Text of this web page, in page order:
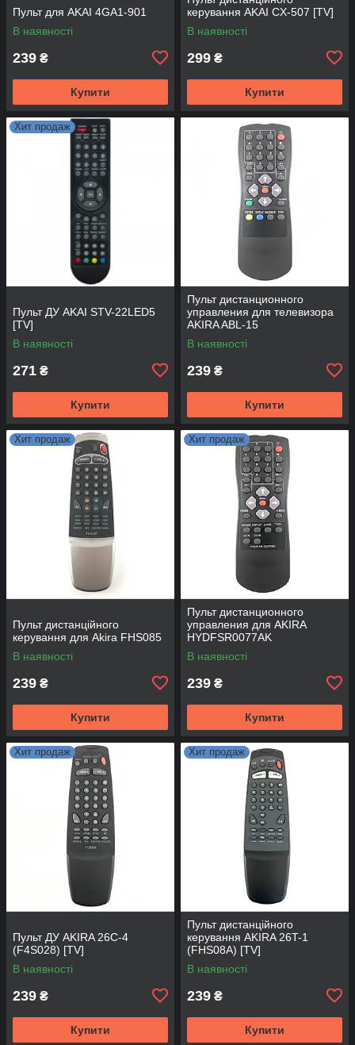
Пульт для AKAI 4GA1-901
В наявності
239 ₴
Купити
керування AKAI CX-507 [TV]
В наявності
299 ₴
Купити
Хит продаж
Пульт ДУ AKAI STV-22LED5
[TV]
В наявності
271 ₴
Купити
Пульт дистанционного
управления для телевизора
AKIRA ABL-15
В наявності
239 ₴
Купити
Хит продаж
Пульт дистанційного
керування для Akira FHS085
В наявності
239 ₴
Купити
Хит продаж
Пульт дистанционного
управления для AKIRA
HYDFSR0077AK
В наявності
239 ₴
Купити
Хит продаж
Пульт ДУ AKIRA 26C-4
(F4S028) [TV]
В наявності
239 ₴
Купити
Хит продаж
Пульт дистанційного
керування AKIRA 26T-1
(FHS08A) [TV]
В наявності
239 ₴
Купити